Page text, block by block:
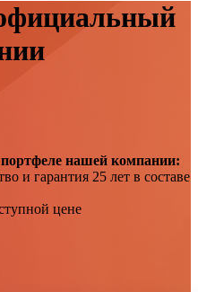
нашей компании:
и гарантия 25 лет в составе
цене